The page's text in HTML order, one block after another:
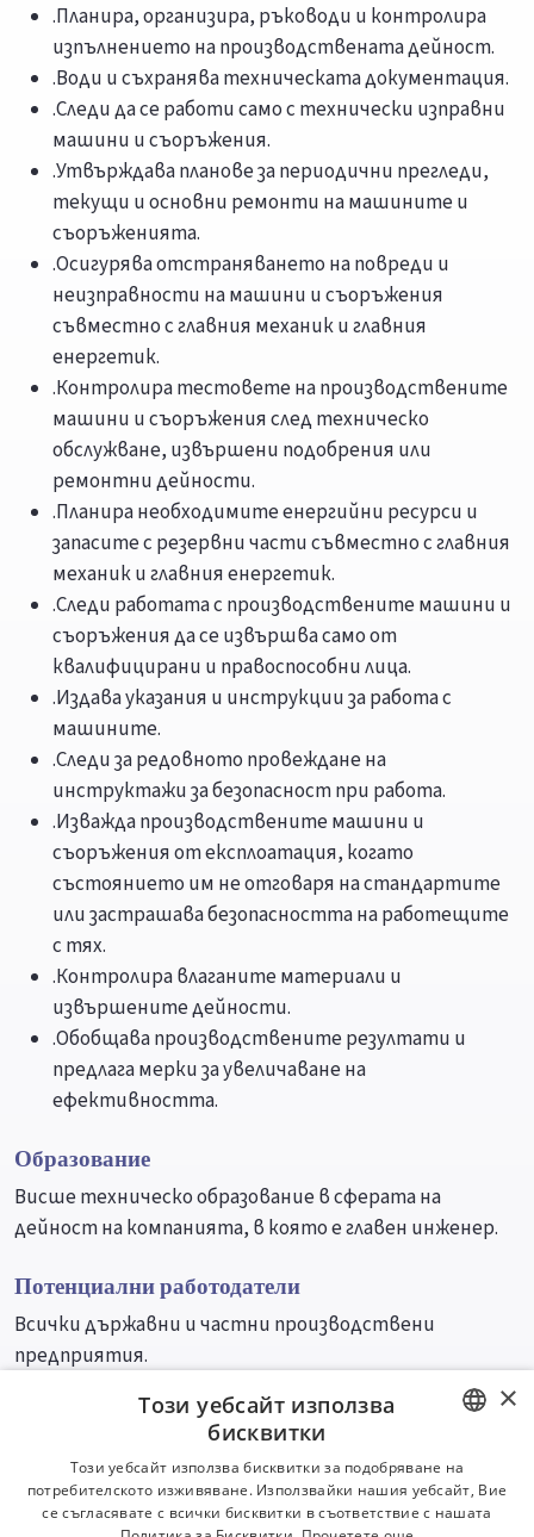
.Планира, организира, ръководи и контролира
изпълнението на производствената дейност.
.Води и съхранява техническата документация.
.Следи да се работи само с технически изправни
машини и съоръжения.
.Утвърждава планове за периодични прегледи,
текущи и основни ремонти на машините и
съоръженията.
.Осигурява отстраняването на повреди и
неизправности на машини и съоръжения
съвместно с главния механик и главния
енергетик.
.Контролира тестовете на производствените
машини и съоръжения след техническо
обслужване, извършени подобрения или
ремонтни дейности.
.Планира необходимите енергийни ресурси и
запасите с резервни части съвместно с главния
механик и главния енергетик.
.Следи работата с производствените машини и
съоръжения да се извършва само от
квалифицирани и правоспособни лица.
.Издава указания и инструкции за работа с
машините.
.Следи за редовното провеждане на
инструктажи за безопасност при работа.
.Изважда производствените машини и
съоръжения от експлоатация, когато
състоянието им не отговаря на стандартите
или застрашава безопасността на работещите
с тях.
.Контролира влаганите материали и
извършените дейности.
.Обобщава производствените резултати и
предлага мерки за увеличаване на
ефективността.
Образование
Висше техническо образование в сферата на
дейност на компанията, в която е главен инженер.
Потенциални работодатели
Всички държавни и частни производствени
предприятия.
Университети Специалности
BULGARIAN
ENGLISH
×
Този уебсайт използва
бисквитки
Този уебсайт използва бисквитки за подобряване на
потребителското изживяване. Използвайки нашия уебсайт, Вие
се съгласявате с всички бисквитки в съответствие с нашата